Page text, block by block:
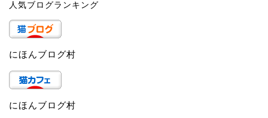
人気ブログランキング
にほんブログ村
にほんブログ村